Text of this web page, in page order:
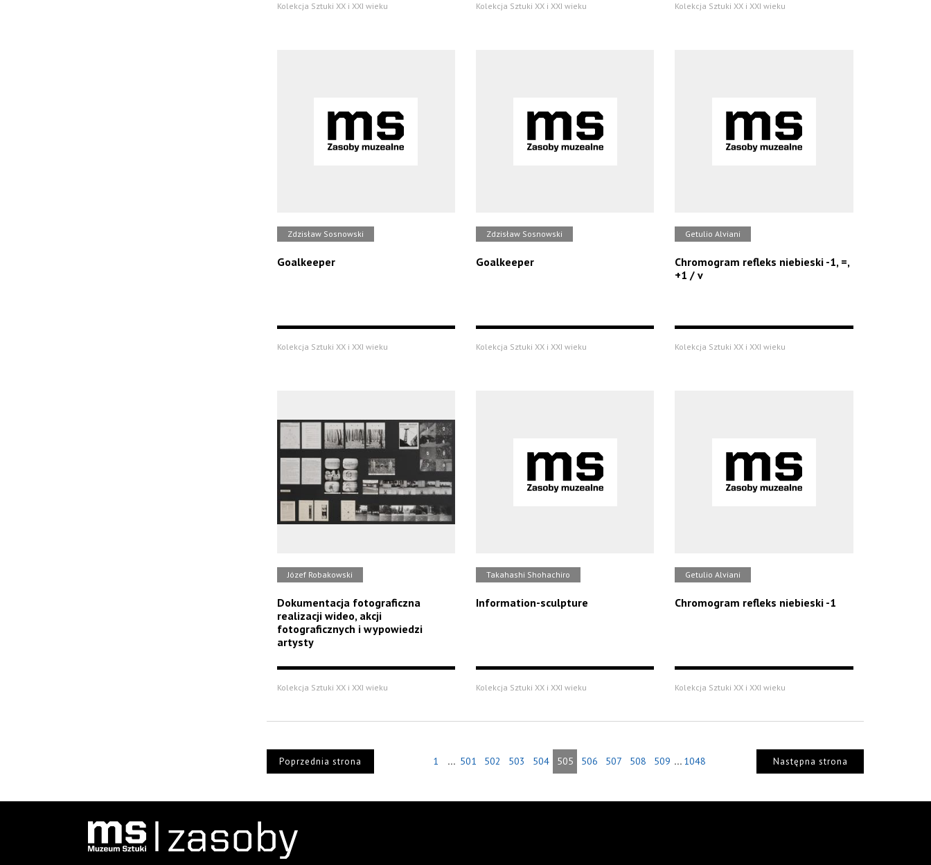
Kolekcja Sztuki XX i XXI wieku Kolekcja Sztuki XX i XXI wieku Kolekcja Sztuki XX i XXI wieku
Zdzisław Sosnowski
Goalkeeper
Kolekcja Sztuki XX i XXI wieku
Zdzisław Sosnowski
Goalkeeper
Kolekcja Sztuki XX i XXI wieku
Getulio Alviani
Chromogram refleks niebieski -1, =,
+1 / v
Kolekcja Sztuki XX i XXI wieku
Józef Robakowski
Dokumentacja fotograficzna
realizacji wideo, akcji
fotograficznych i wypowiedzi
artysty
Kolekcja Sztuki XX i XXI wieku
Takahashi Shohachiro
Information-sculpture
Kolekcja Sztuki XX i XXI wieku
Getulio Alviani
Chromogram refleks niebieski -1
Kolekcja Sztuki XX i XXI wieku
Poprzednia strona 1 ... 501 502 503 504 505 506 507 508 509 ... 1048 Następna strona